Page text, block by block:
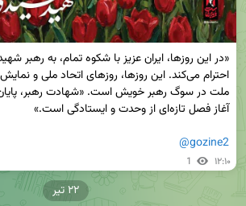
@gozine2
1 ۱۲:۱۰
۲۲ تیر